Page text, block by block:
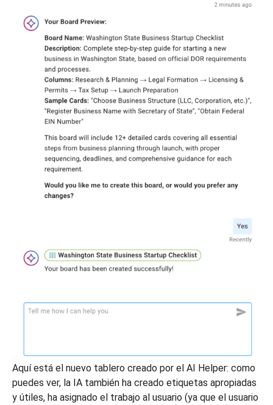
Aquí está el nuevo tablero creado por el AI Helper: como
puedes ver, la IA también ha creado etiquetas apropiadas
y útiles, ha asignado el trabajo al usuario (ya que el usuario